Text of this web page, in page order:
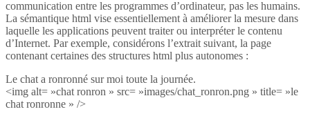
communication entre les programmes d’ordinateur, pas les humains.
La sémantique html vise essentiellement à améliorer la mesure dans
laquelle les applications peuvent traiter ou interpréter le contenu
d’Internet. Par exemple, considérons l’extrait suivant, la page
contenant certaines des structures html plus autonomes :
Le chat a ronronné sur moi toute la journée.
<img alt= »chat ronron » src= »images/chat_ronron.png » title= »le
chat ronronne » />